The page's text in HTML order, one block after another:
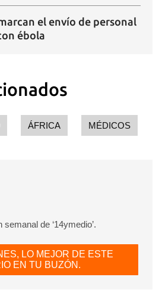
de 14ymedio.
el envío de personal
ébola
ÁFRICA MÉDICOS
de ‘14ymedio’.
LO MEJOR DE ESTE
EN TU BUZÓN.